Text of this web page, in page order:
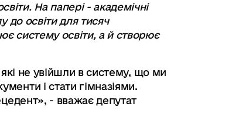
На папері - академічні
до освіти для тисяч
систему освіти, а й створює
не увійшли в систему, що ми
і стати гімназіями.
- вважає депутат